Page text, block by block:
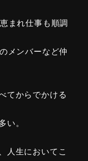
まれ仕事も順調
メンバーなど仲
てからでかける
。
人生においてこ